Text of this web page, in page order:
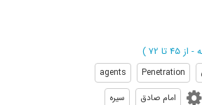
از 45 تا 72 )
Penetration
agents
امام صادق
سیره